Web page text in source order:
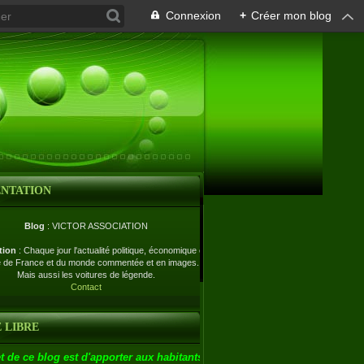
Connexion + Créer mon blog
Blog : VICTOR ASSOCIATION
: Chaque jour l'actualité politique, économique et
de France et du monde commentée et en images.
Mais aussi les voitures de légende.
Contact
LIBRE
de ce blog est d'apporter aux habitants